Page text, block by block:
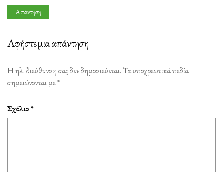
Απάντηση
Αφήστε μια απάντηση
Η ηλ. διεύθυνση σας δεν δημοσιεύεται.Τα υποχρεωτικά πεδία
σημειώνονται με*
Σχόλιο*